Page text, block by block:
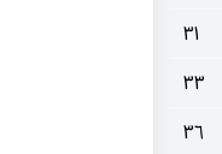
٣١
٣٣
٣٦